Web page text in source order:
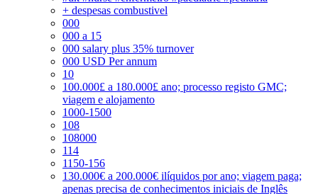
+ despesas combustivel
000
000 a 15
000 salary plus 35% turnover
000 USD Per annum
10
100.000£ a 180.000£ ano; processo registo GMC;
viagem e alojamento
1000-1500
108
108000
114
1150-156
130.000€ a 200.000€ ilíquidos por ano; viagem paga;
apenas precisa de conhecimentos iniciais de Inglês